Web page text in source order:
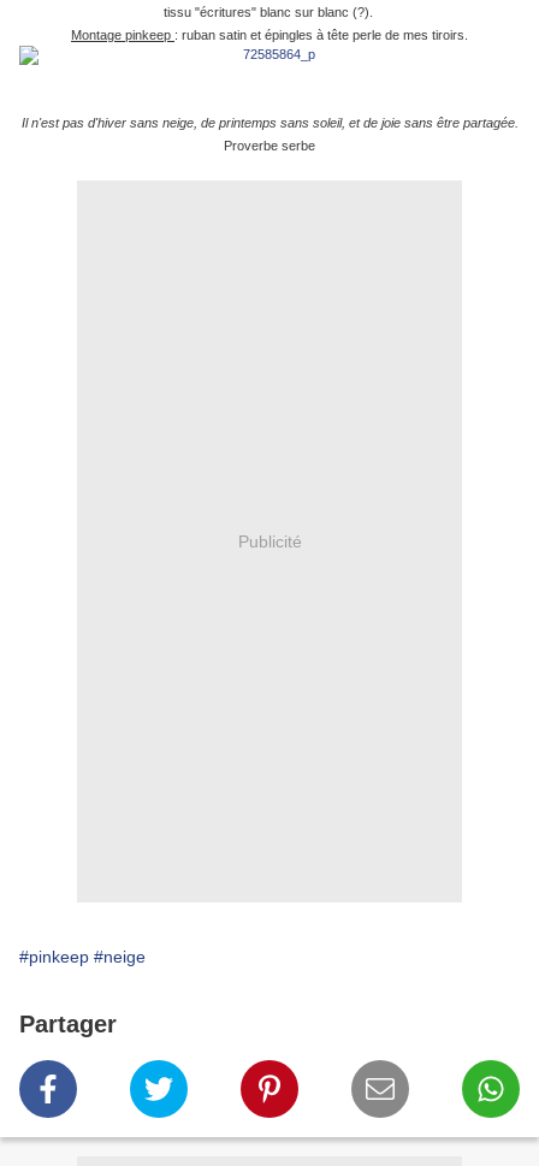
tissu "écritures" blanc sur blanc (?).
Montage pinkeep : ruban satin et épingles à tête perle de mes tiroirs.
Il n'est pas d'hiver sans neige, de printemps sans soleil, et de joie sans être partagée.
Proverbe serbe
Publicité
#pinkeep #neige
Partager